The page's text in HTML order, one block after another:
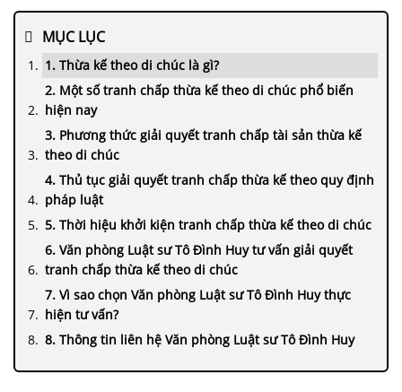
MỤC LỤC
1. Thừa kế theo di chúc là gì?
2. Một số tranh chấp thừa kế theo di chúc phổ biến
hiện nay
3. Phương thức giải quyết tranh chấp tài sản thừa kế
theo di chúc
4. Thủ tục giải quyết tranh chấp thừa kế theo quy định
pháp luật
5. Thời hiệu khởi kiện tranh chấp thừa kế theo di chúc
6. Văn phòng Luật sư Tô Đình Huy tư vấn giải quyết
tranh chấp thừa kế theo di chúc
7. Vì sao chọn Văn phòng Luật sư Tô Đình Huy thực
hiện tư vấn?
8. Thông tin liên hệ Văn phòng Luật sư Tô Đình Huy